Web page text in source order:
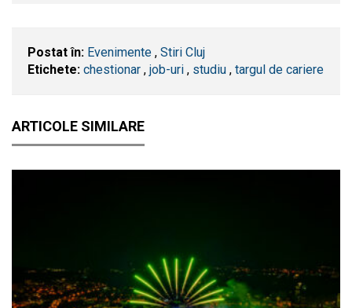
Postat în: Evenimente , Stiri Cluj
Etichete: chestionar , job-uri , studiu , targul de cariere
ARTICOLE SIMILARE